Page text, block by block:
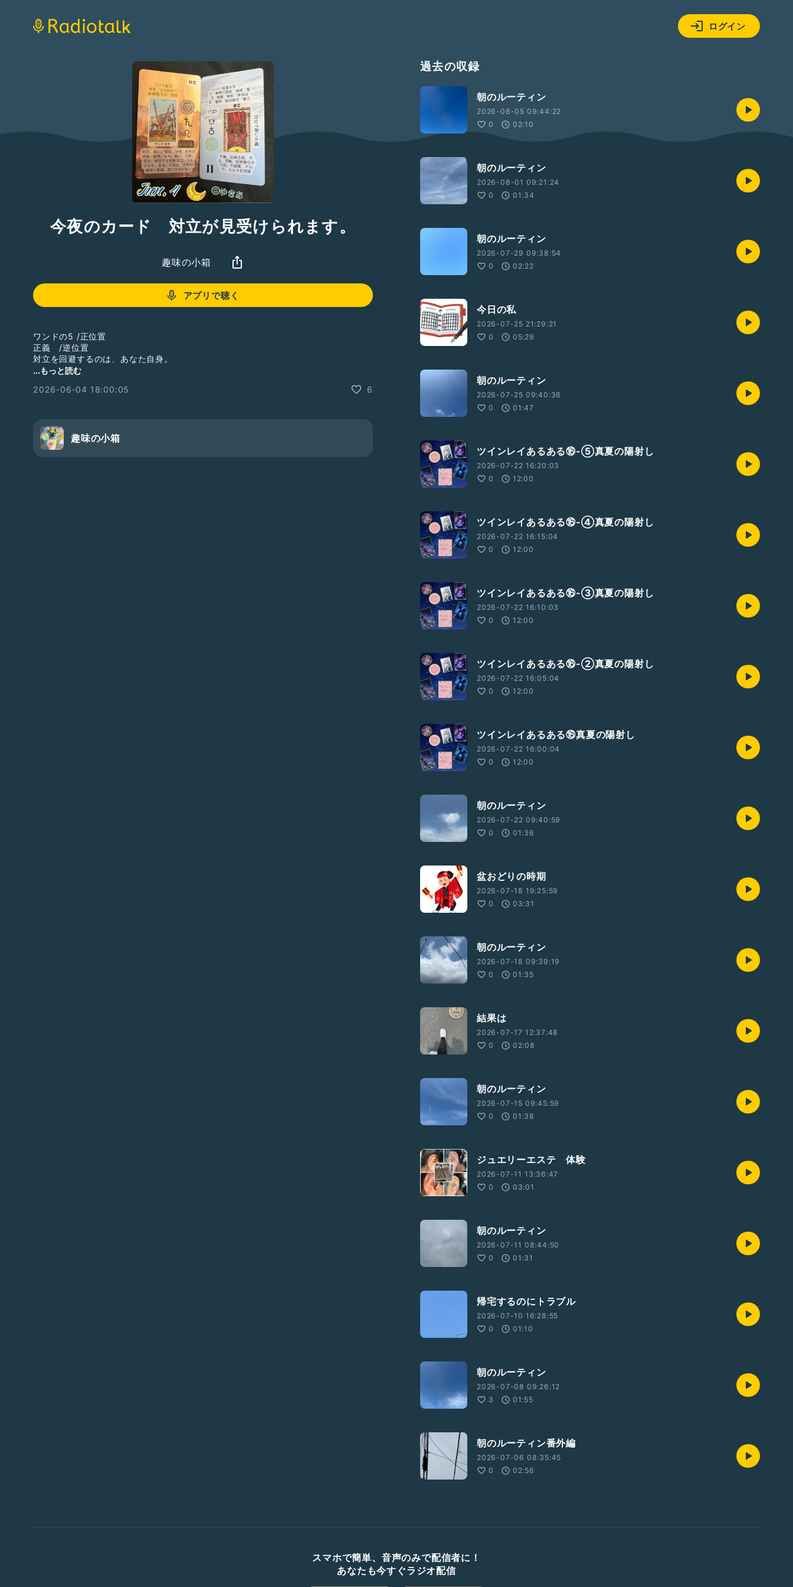
ログイン
今夜のカード 対立が見受けられます。
趣味の小箱
アプリで聴く
ワンドの5 /正位置
正義 /逆位置
対立を回避するのは、あなた自身。
自分で蒔いた種はどうやって処理するか考えて
...もっと読む
2026-06-04 18:00:05
6
趣味の小箱
過去の収録
朝のルーティン
2026-08-05 09:44:22
0
02:10
朝のルーティン
2026-08-01 09:21:24
0
01:34
朝のルーティン
2026-07-29 09:38:54
0
02:22
今日の私
2026-07-25 21:29:21
0
05:29
朝のルーティン
2026-07-25 09:40:36
0
01:47
ツインレイあるある⑯-⑤真夏の陽射し
2026-07-22 16:20:03
0
12:00
ツインレイあるある⑯-④真夏の陽射し
2026-07-22 16:15:04
0
12:00
ツインレイあるある⑯-③真夏の陽射し
2026-07-22 16:10:03
0
12:00
ツインレイあるある⑯-②真夏の陽射し
2026-07-22 16:05:04
0
12:00
ツインレイあるある⑯真夏の陽射し
2026-07-22 16:00:04
0
12:00
朝のルーティン
2026-07-22 09:40:59
0
01:36
盆おどりの時期
2026-07-18 19:25:59
0
03:31
朝のルーティン
2026-07-18 09:39:19
0
01:35
結果は
2026-07-17 12:37:48
0
02:08
朝のルーティン
2026-07-15 09:45:59
0
01:38
ジュエリーエステ 体験
2026-07-11 13:36:47
0
03:01
朝のルーティン
2026-07-11 08:44:50
0
01:31
帰宅するのにトラブル
2026-07-10 16:28:55
0
01:10
朝のルーティン
2026-07-08 09:26:12
3
01:55
朝のルーティン番外編
2026-07-06 08:35:45
0
02:56
スマホで簡単、音声のみで配信者に！
あなたも今すぐラジオ配信